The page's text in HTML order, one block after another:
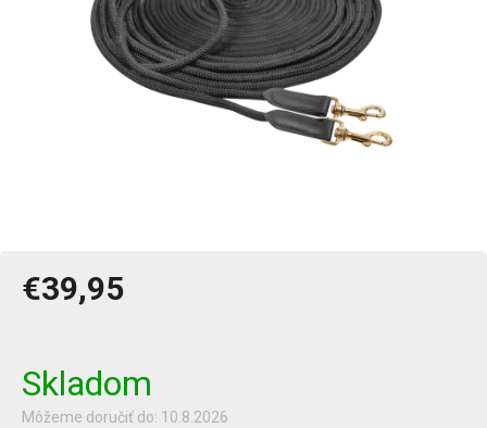
€39,95
Skladom
Môžeme doručiť do: 10.8.2026